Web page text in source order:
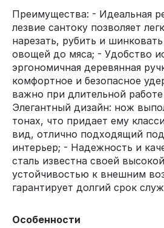
Преимущества: - Идеальная
лезвие сантоку позволяет
нарезать, рубить и
овощей до мяса; - Удобство
эргономичная деревянная
комфортное и безопасное
важно при длительной
Элегантный дизайн: нож
тонах, что придает ему
вид, отлично подходящий
интерьер; - Надежность и
сталь известна своей
устойчивостью к внешним
гарантирует долгий срок
Особенности